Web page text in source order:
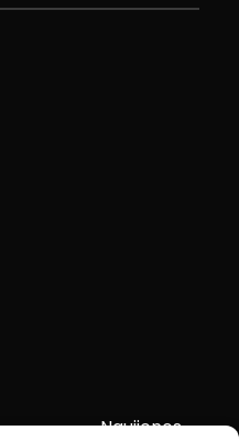
Naujienos